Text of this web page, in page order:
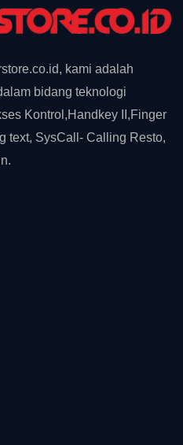
kami adalah
bidang teknologi
Kontrol,Handkey II,Finger
text, SysCall- Calling Resto,